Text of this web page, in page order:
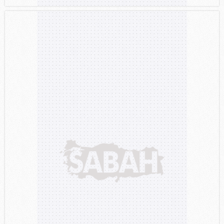
Sizlere daha iyi bir hizmet sunabilmek için İnternet
Sitemizde kendimize ve üçüncü kişilere ait çerezler
kullanılmaktadır. Bu çerezler vasıtasıyla çeşitli kişisel
verileriniz işlenmekte olup gerekli olan çerezler bilgi
toplumu hizmetlerinin sunulması amacıyla
kullanılmaktadır. Diğer çerezler, sitemizin daha işlevsel
kılınması ve kişiselleştirilmesi ve sizlere yönelik
reklam/pazarlama faaliyetlerinin yapılması, amaçlarıyla
sınırlı olarak açık rızanız dahilinde kullanılacaktır.
Çerezlere ilişkin tercihlerinizi aşağıda yer alan panel
vasıtasıyla belirleyebilirsiniz. Çerezlere ilişkin detaylı bilgi
için Ayarlar butonuna tıklayabilir, Çerez Bilgilendirme
Metnimiziziyaret edebilirsiniz.
6698 sayılı Kişisel Verilerin Korunması Kanunu uyarınca
hazırlanmış Aydınlatma Metnimizi okumak ve sitemizde